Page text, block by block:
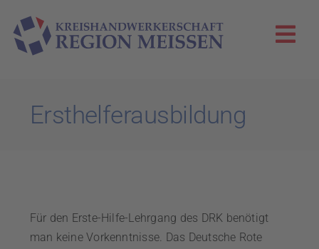
Inhalt
springen
Innungen
Die Zunftglocke
Ersthelferausbildung
Für den Erste-Hilfe-Lehrgang des DRK benötigt
man keine Vorkenntnisse. Das Deutsche Rote